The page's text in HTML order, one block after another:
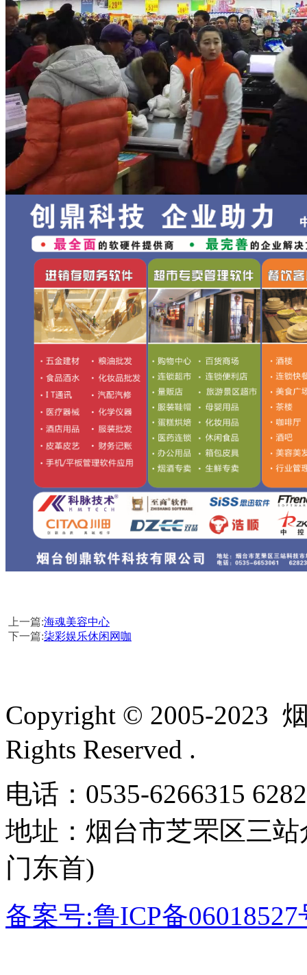
上一篇:海魂美容中心
下一篇:柒彩娱乐休闲网咖
Copyright © 2005-2023
Rights Reserved .
电话：0535-6266315
地址： 烟台市芝罘区三
门东首)
备案号:鲁ICP备06018527